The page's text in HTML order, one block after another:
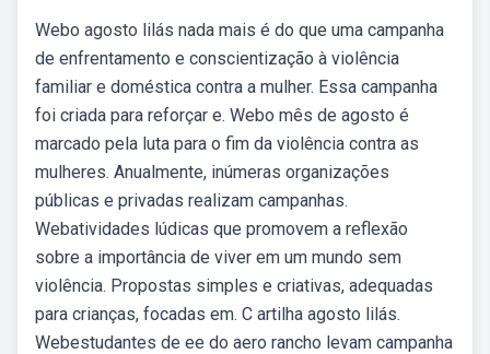
Webo agosto lilás nada mais é do que uma campanha
de enfrentamento e conscientização à violência
familiar e doméstica contra a mulher. Essa campanha
foi criada para reforçar e. Webo mês de agosto é
marcado pela luta para o fim da violência contra as
mulheres. Anualmente, inúmeras organizações
públicas e privadas realizam campanhas.
Webatividades lúdicas que promovem a reflexão
sobre a importância de viver em um mundo sem
violência. Propostas simples e criativas, adequadas
para crianças, focadas em. C artilha agosto lilás.
Webestudantes de ee do aero rancho levam campanha